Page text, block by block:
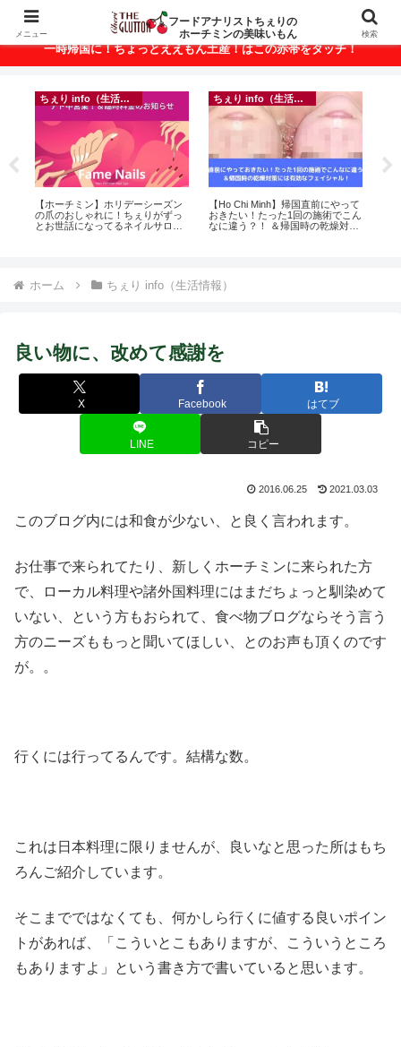
ベトナム・ホーチミンの美味いもんが満載！
一時帰国に！ちょっとええもん土産！はこの赤帯をタッチ！
ちぇり info（生活情報）
【ホーチミン】ホリデーシーズン
の爪のおしゃれに！ちぇりがずっ
とお世話になってるネイルサロン
ちぇり info（生活情報）
【Ho Chi Minh】帰国直前にやって
おきたい！たった1回の施術でこん
なに違う？！ ＆帰国時の乾燥対策
ホーム ちぇり info（生活情報）
良い物に、改めて感謝を
X Facebook はてブ
LINE コピー
2016.06.25 2021.03.03
このブログ内には和食が少ない、と良く言われます。
お仕事で来られてたり、新しくホーチミンに来られた方
で、ローカル料理や諸外国料理にはまだちょっと馴染めて
いない、という方もおられて、食べ物ブログならそう言う
方のニーズももっと聞いてほしい、とのお声も頂くのです
が。。
行くには行ってるんです。結構な数。
これは日本料理に限りませんが、良いなと思った所はもち
ろんご紹介しています。
そこまでではなくても、何かしら行くに値する良いポイン
トがあれば、「こういとこもありますが、こういうところ
もありますよ」という書き方で書いていると思います。
メニュー
フードアナリストちぇりの
ホーチミンの美味いもん
検索